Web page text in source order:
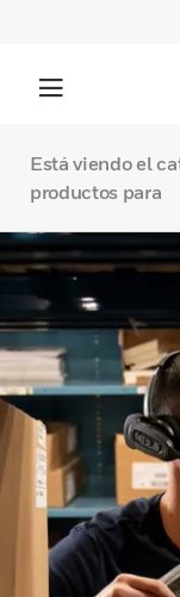
Está viendo el
productos para